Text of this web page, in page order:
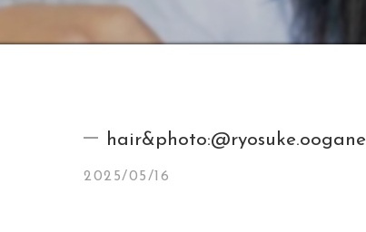
hair&photo:@ryosuke.oogane
2025/05/16